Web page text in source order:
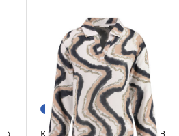
Key Largo | Damen Bluse WB